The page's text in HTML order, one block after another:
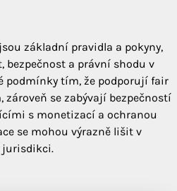
základní pravidla a pokyny,
a právní shodu v
podmínky tím, že podporují fair
zároveň se zabývají bezpečností
s monetizací a ochranou
se mohou výrazně lišit v
jurisdikci.